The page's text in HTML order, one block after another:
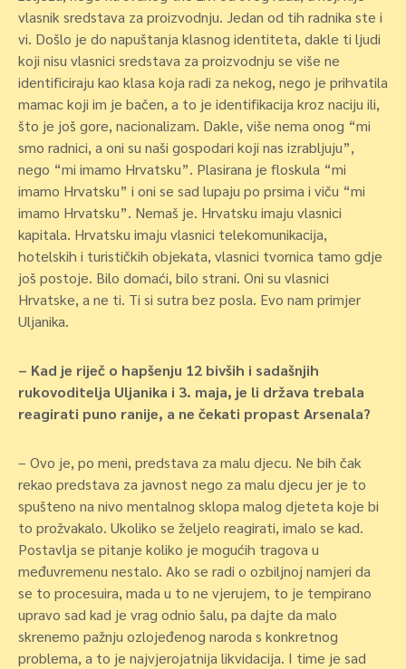
vlasnik sredstava za proizvodnju. Jedan od tih radnika ste i
vi. Došlo je do napuštanja klasnog identiteta, dakle ti ljudi
koji nisu vlasnici sredstava za proizvodnju se više ne
identificiraju kao klasa koja radi za nekog, nego je prihvatila
mamac koji im je bačen, a to je identifikacija kroz naciju ili,
što je još gore, nacionalizam. Dakle, više nema onog “mi
smo radnici, a oni su naši gospodari koji nas izrabljuju”,
nego “mi imamo Hrvatsku”. Plasirana je floskula “mi
imamo Hrvatsku” i oni se sad lupaju po prsima i viču “mi
imamo Hrvatsku”. Nemaš je. Hrvatsku imaju vlasnici
kapitala. Hrvatsku imaju vlasnici telekomunikacija,
hotelskih i turističkih objekata, vlasnici tvornica tamo gdje
još postoje. Bilo domaći, bilo strani. Oni su vlasnici
Hrvatske, a ne ti. Ti si sutra bez posla. Evo nam primjer
Uljanika.
– Kad je riječ o hapšenju 12 bivših i sadašnjih
rukovoditelja Uljanika i 3. maja, je li država trebala
reagirati puno ranije, a ne čekati propast Arsenala?
– Ovo je, po meni, predstava za malu djecu. Ne bih čak
rekao predstava za javnost nego za malu djecu jer je to
spušteno na nivo mentalnog sklopa malog djeteta koje bi
to prožvakalo. Ukoliko se željelo reagirati, imalo se kad.
Postavlja se pitanje koliko je mogućih tragova u
međuvremenu nestalo. Ako se radi o ozbiljnoj namjeri da
se to procesuira, mada u to ne vjerujem, to je tempirano
upravo sad kad je vrag odnio šalu, pa dajte da malo
skrenemo pažnju ozlojeđenog naroda s konkretnog
problema, a to je najvjerojatnija likvidacija. I time je sad